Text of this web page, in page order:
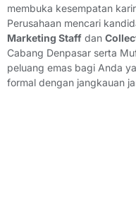
membuka kesempatan
Perusahaan mencari
Marketing Staff dan
Cabang Denpasar serta
peluang emas bagi Anda
formal dengan jangkauan